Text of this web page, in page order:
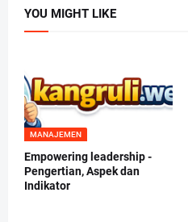
YOU MIGHT LIKE
MANAJEMEN
Empowering leadership -
Pengertian, Aspek dan
Indikator